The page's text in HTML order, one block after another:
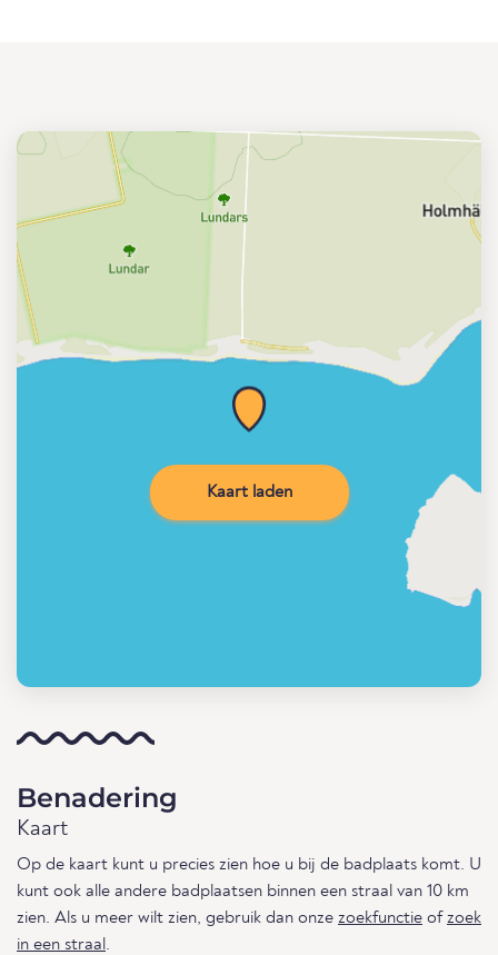
Kaart laden
Benadering
Kaart
Op de kaart kunt u precies zien hoe u bij de badplaats komt. U
kunt ook alle andere badplaatsen binnen een straal van 10 km
zien. Als u meer wilt zien, gebruik dan onze zoekfunctie ofzoek
in een straal.